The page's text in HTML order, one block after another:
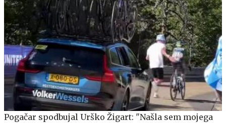
Pogačar spodbujal Urško Žigart: "Našla sem mojega